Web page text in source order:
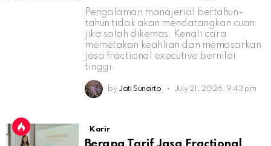
Pengalaman manajerial bertahun-
tahun tidak akan mendatangkan cuan
jika salah dikemas. Kenali cara
memetakan keahlian dan memasarkan
jasa fractional executive bernilai
tinggi.
by Jati Sunarto July 21, 2026, 9:43 pm
Karir